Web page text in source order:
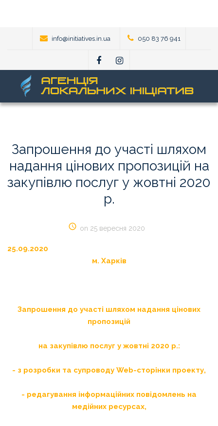
info@initiatives.in.ua 050 83 76 941
Запрошення до участі шляхом
надання цінових пропозицій на
закупівлю послуг у жовтні 2020
р.
on 25 вересня 2020
25
м. Харків
Запрошення до участі шляхом надання цінових
пропозицій
на закупівлю послуг у жовтні 2020 р.:
- з розробки та супроводу Web-сторінки проекту,
- редагування інформаційних повідомлень на
медійних ресурсах,